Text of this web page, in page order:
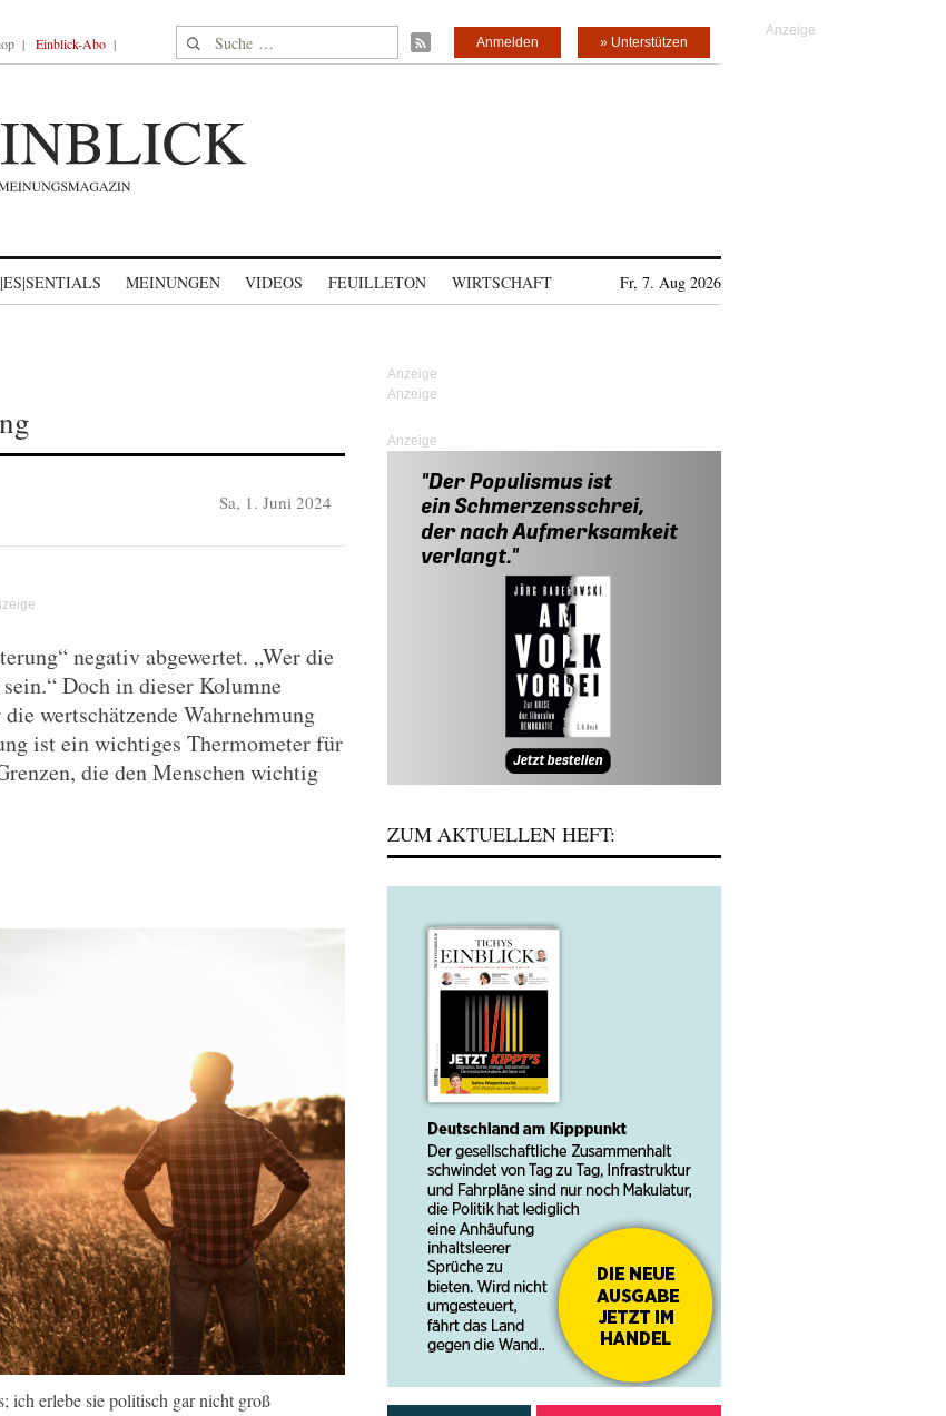
Einblick-Abo Suche nach: » Unterstützen
Anmelden
MEINUNGEN VIDEOS FEUILLETON WIRTSCHAFT Fr, 7. Aug 2026
Sa, 1. Juni 2024
negativ abgewertet. „Wer die
Doch in dieser Kolumne
wertschätzende Wahrnehmung
ist ein wichtiges Thermometer für
die den Menschen wichtig
ich erlebe sie politisch gar nicht groß
Anzeige
ZUM AKTUELLEN HEFT: